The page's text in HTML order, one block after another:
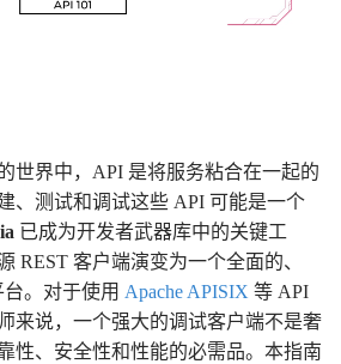
世界中，API 是将服务粘合在一起的
、测试和调试这些 API 可能是一个
已成为开发者武器库中的关键工
REST 客户端演变为一个全面的、
。对于使用 Apache APISIX 等 API
来说，一个强大的调试客户端不是奢
、安全性和性能的必需品。本指南